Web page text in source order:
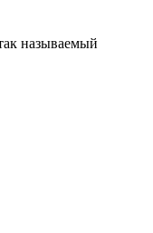
называемый